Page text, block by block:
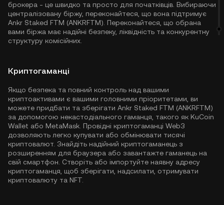
брокера - це швидко та просто для початківців. Вибираючи
централізовану біржу, переконайтеся, що вона підтримує
Ankr Staked FTM (ANKRFTM). Переконайтеся, що обрана
вами біржа має надійні безпеку, ліквідність та конкурентну
структуру комісійних.
Криптогаманці
Якщо безпека та повний контроль над вашими
криптоактивами є вашими головними пріоритетами, ви
можете придбати та зберігати Ankr Staked FTM (ANKRFTM)
за допомогою некастодіального гаманця, такого як KuCoin
Wallet або MetaMask. Провідні криптогаманці Web3
дозволяють легко купувати або обмінювати тисячі
криптовалют. Знайдіть надійний криптогаманець з
розширенням для браузера або завантажте гаманець на
свій смартфон. Створіть або імпортуйте наявну адресу
криптогаманця, щоб зберігати, надсилати, отримувати
криптовалюту та NFT.